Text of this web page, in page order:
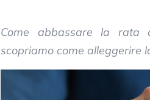
Come abbassare la rata
scopriamo come alleggerire